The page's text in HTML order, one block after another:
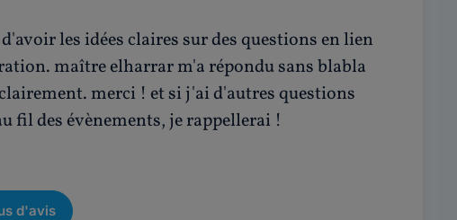
les idées claires sur des questions en lien
maître elharrar m'a répondu sans blabla
merci ! et si j'ai d'autres questions
fil des évènements, je rappellerai !
d'avis